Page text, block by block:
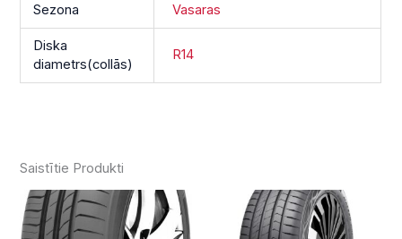
Sezona Vasaras
Diska
diametrs(collās)
R14
Saistītie Produkti